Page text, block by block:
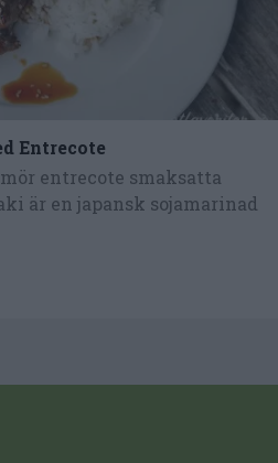
Entrecote
entrecote smaksatta
är en japansk sojamarinad